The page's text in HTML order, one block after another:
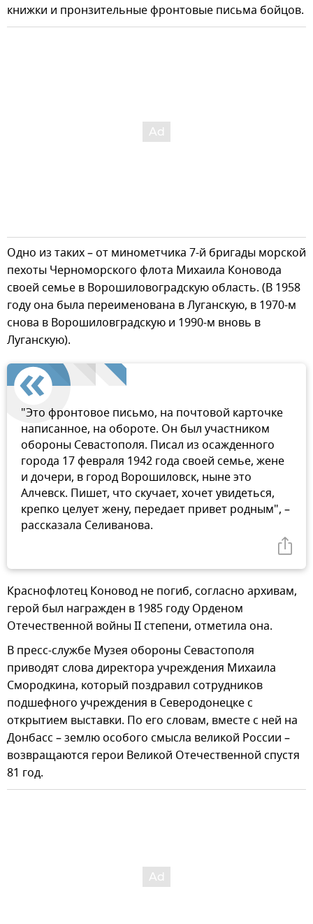
книжки и пронзительные фронтовые письма бойцов.
Одно из таких – от минометчика 7-й бригады морской
пехоты Черноморского флота Михаила Коновода
своей семье в Ворошиловоградскую область. (В 1958
году она была переименована в Луганскую, в 1970-м
снова в Ворошиловградскую и 1990-м вновь в
Луганскую).
"Это фронтовое письмо, на почтовой карточке
написанное, на обороте. Он был участником
обороны Севастополя. Писал из осажденного
города 17 февраля 1942 года своей семье, жене
и дочери, в город Ворошиловск, ныне это
Алчевск. Пишет, что скучает, хочет увидеться,
крепко целует жену, передает привет родным", –
рассказала Селиванова.
Краснофлотец Коновод не погиб, согласно архивам,
герой был награжден в 1985 году Орденом
Отечественной войны II степени, отметила она.
В пресс-службе Музея обороны Севастополя
приводят слова директора учреждения Михаила
Смородкина, который поздравил сотрудников
подшефного учреждения в Северодонецке с
открытием выставки. По его словам, вместе с ней на
Донбасс – землю особого смысла великой России –
возвращаются герои Великой Отечественной спустя
81 год.